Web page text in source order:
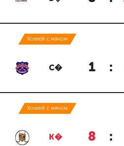
Хоккей с мячом
С� 1 :
Хоккей с мячом
К� 8 :